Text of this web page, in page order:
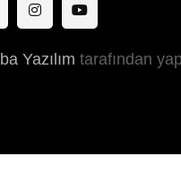
Yazılım tarafından